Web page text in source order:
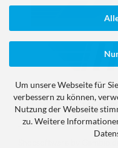
Um unsere Webseite für
verbessern zu können,
Nutzung der Webseite
zu. Weitere
LUCID Reg